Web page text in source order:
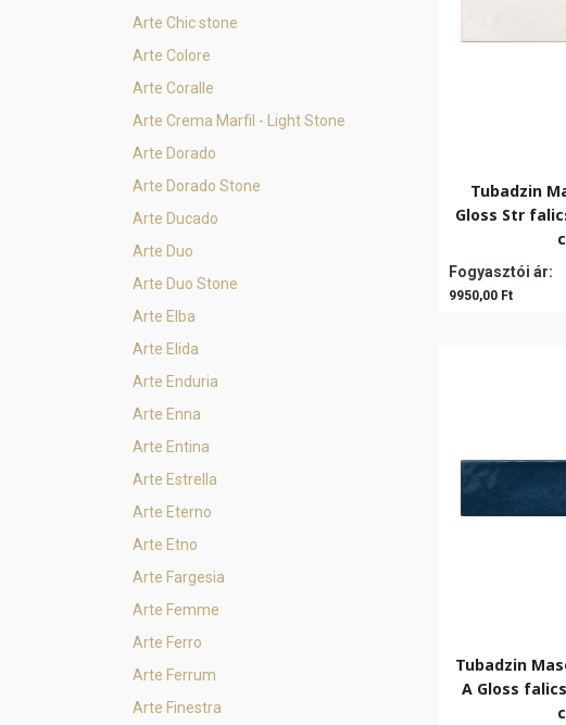
Tubadzin
Gloss Str
Fogyasztói ár:
9950,00 Ft
Tubadzin
A Gloss
Arte Chic stone
Arte Colore
Arte Coralle
Arte Crema Marfil - Light Stone
Arte Dorado
Arte Dorado Stone
Arte Ducado
Arte Duo
Arte Duo Stone
Arte Elba
Arte Elida
Arte Enduria
Arte Enna
Arte Entina
Arte Estrella
Arte Eterno
Arte Etno
Arte Fargesia
Arte Femme
Arte Ferro
Arte Ferrum
Arte Finestra